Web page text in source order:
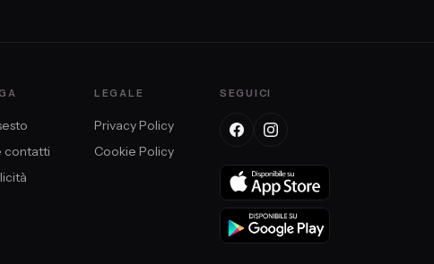
contatti
LEGALE
Privacy Policy
Cookie Policy
SEGUICI